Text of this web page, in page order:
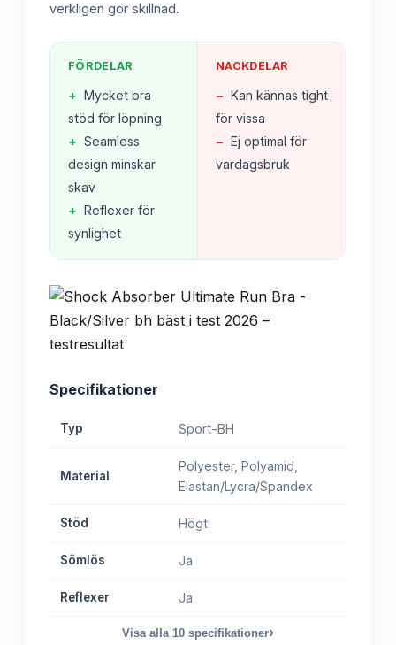
verkligen gör skillnad.
FÖRDELAR
+ Mycket bra
stöd för löpning
+ Seamless
design minskar
skav
+ Reflexer för
synlighet
NACKDELAR
− Kan kännas tight
för vissa
− Ej optimal för
vardagsbruk
Specifikationer
Typ Sport-BH
Material
Polyester, Polyamid,
Elastan/Lycra/Spandex
Stöd Högt
Sömlös Ja
Reflexer Ja
Visa alla 10 specifikationer›